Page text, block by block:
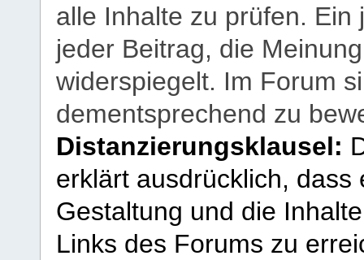
alle Inhalte zu prüfen.
jeder Beitrag, die
widerspiegelt. Im Forum
dementsprechend zu
Distanzierungsklausel:
erklärt ausdrücklich,
Gestaltung und die
Links des Forums zu